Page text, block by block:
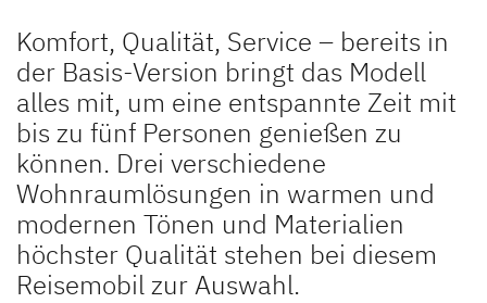
Fahrzeugbörse
Blog
Komfort, Qualität, Service – bereits in
der Basis-Version bringt das Modell
alles mit, um eine entspannte Zeit mit
bis zu fünf Personen genießen zu
können. Drei verschiedene
Wohnraumlösungen in warmen und
modernen Tönen und Materialien
höchster Qualität stehen bei diesem
Reisemobil zur Auswahl.